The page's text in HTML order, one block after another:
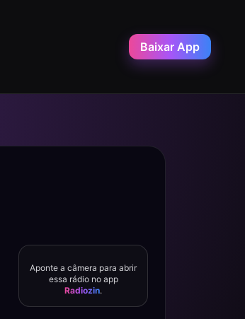
Baixar App
Aponte a câmera para abrir
essa rádio no app
Radiozin.